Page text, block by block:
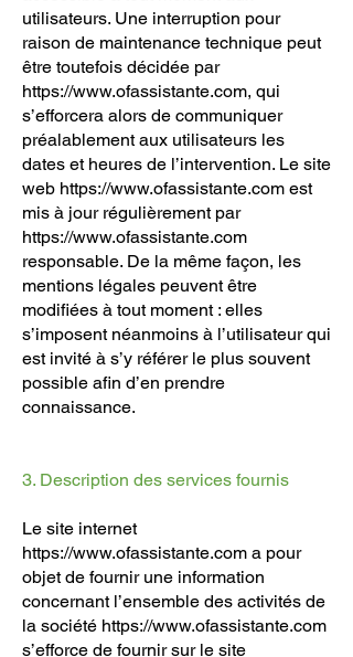
utilisateurs. Une interruption pour
raison de maintenance technique peut
être toutefois décidée par
https://www.ofassistante.com, qui
s’efforcera alors de communiquer
préalablement aux utilisateurs les
dates et heures de l’intervention. Le site
web https://www.ofassistante.com est
mis à jour régulièrement par
https://www.ofassistante.com
responsable. De la même façon, les
mentions légales peuvent être
modifiées à tout moment : elles
s’imposent néanmoins à l’utilisateur qui
est invité à s’y référer le plus souvent
possible afin d’en prendre
connaissance.
3. Description des services fournis
Le site internet
https://www.ofassistante.com a pour
objet de fournir une information
concernant l’ensemble des activités de
la société https://www.ofassistante.com
s’efforce de fournir sur le site